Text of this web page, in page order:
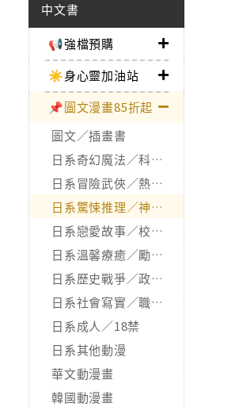
中文書
📢強檔預購
☀️身心靈加油站
📌圖文漫畫85折起
圖文／插畫書
日系奇幻魔法／科幻冒險
日系冒險武俠／熱血運動
日系驚悚推理／神怪靈異
日系戀愛故事／校園青春
日系溫馨療癒／勵志搞笑
日系歷史戰爭／政治宗教
日系社會寫實／職場職人
日系成人／18禁
日系其他動漫
華文動漫畫
韓國動漫畫